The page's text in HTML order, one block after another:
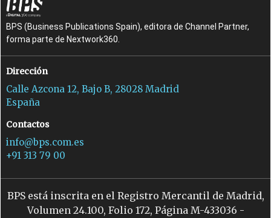
BPS (Business Publications Spain), editora de Channel Partner,
forma parte de Nextwork360.
Dirección
Calle Azcona 12, Bajo B, 28028 Madrid
España
Contactos
info@bps.com.es
+91 313 79 00
BPS está inscrita en el Registro Mercantil de Madrid,
Volumen 24.100, Folio 172, Página M-433036 -